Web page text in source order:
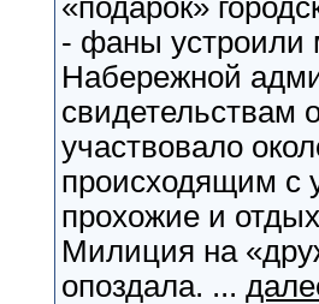
«подарок»
- фаны устроили
Набережной
свидетельствам
участвовало
происходящим с
прохожие и
Милиция на
опоздала. ...